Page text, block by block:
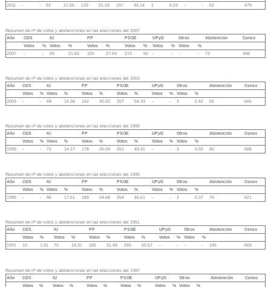
2011
- - 92 21.55 133 31.15 197 46.14 1 0.23 - - 52 479
Resumen de nº de votos y abstenciones en las elecciones del 2007
Año
CDS IU PP PSOE UPyD Otros Abstención
Censo
Votos
% Votos % Votos % Votos % Votos % Votos
%
2007
- - 93 21.83 119 27.93 213 50 - - - - 72 498
Resumen de nº de votos y abstenciones en las elecciones del 2003
Año
CDS IU PP PSOE UPyD Otros Abstención
Censo
Votos
% Votos % Votos % Votos % Votos % Votos
%
2003
- - 68 14.38 142 30.02 257 54.33 - - 2 0.42 92 565
Resumen de nº de votos y abstenciones en las elecciones del 1999
Año
CDS IU PP PSOE UPyD Otros Abstención
Censo
Votos
% Votos % Votos % Votos % Votos % Votos
%
1999
- - 72 14.17 178 35.04 251 49.41 - - 3 0.59 80 588
Resumen de nº de votos y abstenciones en las elecciones del 1995
Año
CDS IU PP PSOE UPyD Otros Abstención
Censo
Votos
% Votos % Votos % Votos % Votos % Votos
%
1995
- - 96 17.61 189 34.68 254 46.61 - - 2 0.37 76 621
Resumen de nº de votos y abstenciones en las elecciones del 1991
Año
CDS IU PP PSOE UPyD Otros Abstención
Censo
Votos
% Votos % Votos % Votos % Votos % Votos
%
1991
10 1.91 75 14.31 165 31.49 265 50.57 - - - - 145 669
Resumen de nº de votos y abstenciones en las elecciones del 1987
Año
CDS IU PP PSOE UPyD Otros Abstención
Censo
Votos
% Votos % Votos % Votos % Votos % Votos %